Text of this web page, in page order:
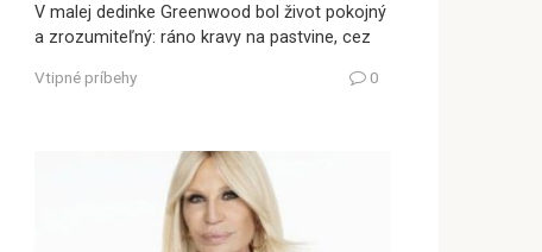
V malej dedinke Greenwood bol život pokojný
a zrozumiteľný: ráno kravy na pastvine, cez
Vtipné príbehy 0